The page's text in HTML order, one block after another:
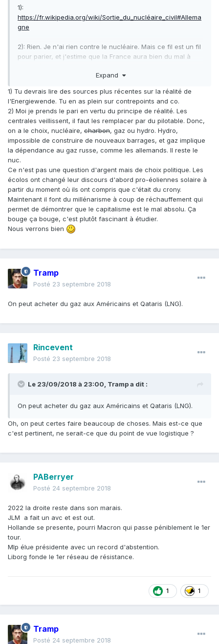
1):
https://fr.wikipedia.org/wiki/Sortie_du_nucléaire_civil#Allema
gne
2): Rien. Je n'ai rien contre le nucléaire. Mais ce fil est un fil
pour parier, et j'estime que la France aura bien du mal à
renouvellement de son parc nucléaire, et que les
obstacles sur cette voie.
Expand
1) Tu devrais lire des sources plus récentes sur la réalité de
l'Energiewende. Tu en as plein sur contrepoints and co.
2) Moi je prends le pari en vertu du principe de réalité. Les
centrales veillissent, il faut les remplacer par du pilotable. Donc,
on a le choix, nucléaire, charbon, gaz ou hydro. Hydro,
impossible de construire de nouveaux barrages, et gaz implique
la dépendance au gaz russe, comme les allemands. Il reste le
nuc.
Ce n'est pas une question d'argent mais de choix politique. Les
écolos ont changé leur discours d'abord pro-éoliennes solaire à
partir du moment où ils ont compris que c'était du crony.
Maintenant il font du millénarisme à coup de réchauffement qui
permet de démontrer que le capitalisme est le mal absolu. Ça
bouge ça bouge, c'est plutôt fascinant à étudier.
Nous verrons bien
Tramp
Posté 23 septembre 2018
On peut acheter du gaz aux Américains et Qataris (LNG).
Rincevent
Posté 23 septembre 2018
Le 23/09/2018 à 23:00, Trampa dit :
On peut acheter du gaz aux Américains et Qataris (LNG).
Oh, on peut certes faire beaucoup de choses. Mais est-ce que
c'est pertinent, ne serait-ce que du point de vue logistique ?
PABerryer
Posté 24 septembre 2018
2022 la droite reste dans son marais.
JLM a fait un avc et est out.
Hollande se presente, pourri Macron qui passe péniblement le 1er
tour.
Mlp élue présidente avec un record d'abstention.
Liborg fonde le 1er réseau de résistance.
1 1
Tramp
Posté 24 septembre 2018